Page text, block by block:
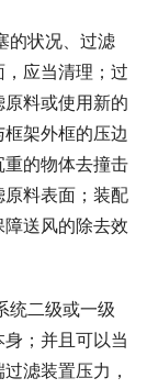
应当清理；过
料或使用新的
架外框的压边
的物体去撞击
料表面；装配
送风的除去效
；并且可以当
滤装置压力，